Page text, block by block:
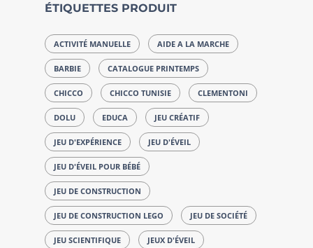
ÉTIQUETTES PRODUIT
ACTIVITÉ MANUELLE AIDE A LA MARCHE
BARBIE CATALOGUE PRINTEMPS
CHICCO CHICCO TUNISIE CLEMENTONI
DOLU EDUCA JEU CRÉATIF
JEU D'EXPÉRIENCE JEU D'ÉVEIL
JEU D'ÉVEIL POUR BÉBÉ
JEU DE CONSTRUCTION
JEU DE CONSTRUCTION LEGO JEU DE SOCIÉTÉ
JEU SCIENTIFIQUE JEUX D'ÉVEIL